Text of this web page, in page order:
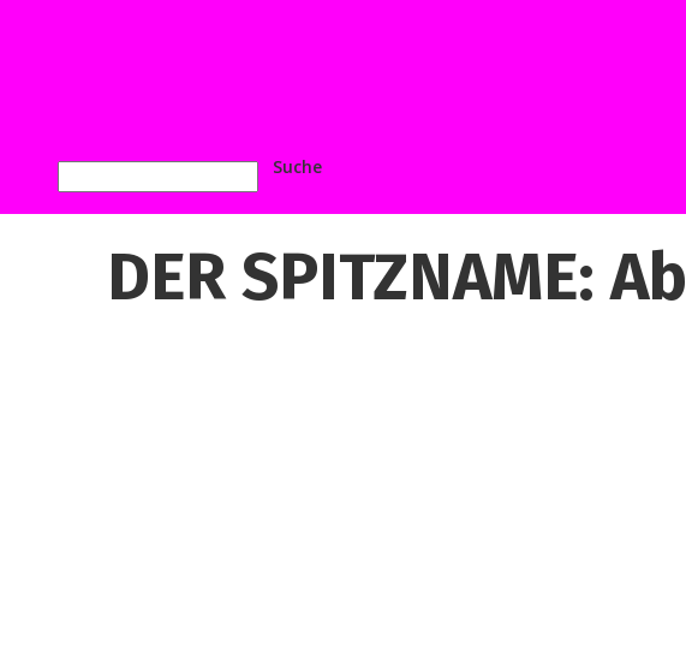
DER SPITZNAME: